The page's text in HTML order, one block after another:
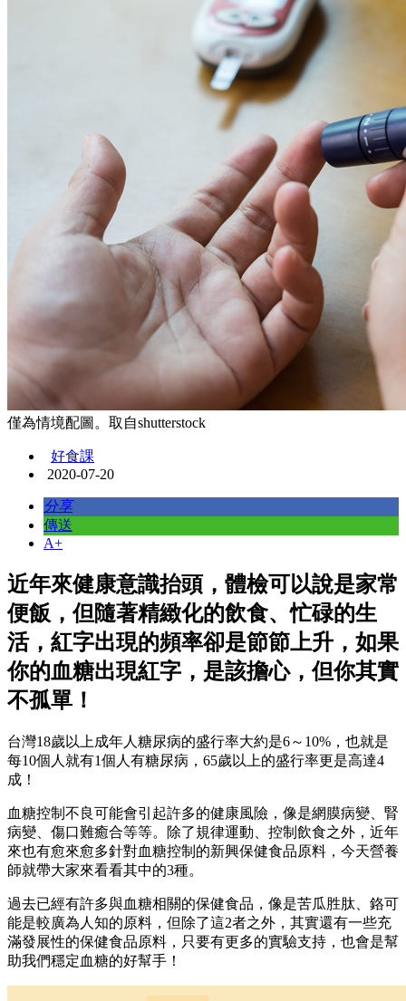
僅為情境配圖。取自shutterstock
好食課
2020-07-20
分享
傳送
A+
近年來健康意識抬頭，體檢可以說是家常
便飯，但隨著精緻化的飲食、忙碌的生
活，紅字出現的頻率卻是節節上升，如果
你的血糖出現紅字，是該擔心，但你其實
不孤單！
台灣18歲以上成年人糖尿病的盛行率大約是6～10%，也就是
每10個人就有1個人有糖尿病，65歲以上的盛行率更是高達4
成！
血糖控制不良可能會引起許多的健康風險，像是網膜病變、腎
病變、傷口難癒合等等。除了規律運動、控制飲食之外，近年
來也有愈來愈多針對血糖控制的新興保健食品原料，今天營養
師就帶大家來看看其中的3種。
過去已經有許多與血糖相關的保健食品，像是苦瓜胜肽、鉻可
能是較廣為人知的原料，但除了這2者之外，其實還有一些充
滿發展性的保健食品原料，只要有更多的實驗支持，也會是幫
助我們穩定血糖的好幫手！